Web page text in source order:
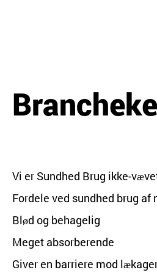
Vi er Sundhed Brug ikke-
Fordele ved sundhed brug af
Blød og behagelig
Meget absorberende
Giver en barriere mod